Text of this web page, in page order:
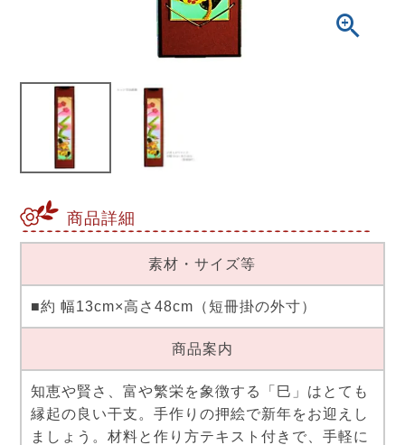
商品詳細
素材・サイズ等
■約 幅13cm×高さ48cm（短冊掛の外寸）
商品案内
知恵や賢さ、富や繁栄を象徴する「巳」はとても
縁起の良い干支。手作りの押絵で新年をお迎えし
ましょう。材料と作り方テキスト付きで、手軽に